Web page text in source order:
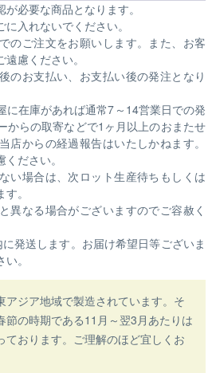
必要な商品となります。
入れないでください。
のご注文をお願いします。また、お客
慮ください。
のお支払い、お支払い後の発注となり
に在庫があれば通常7～14営業日での発
からの取寄などで1ヶ月以上のおまたせ
当店からの経過報告はいたしかねます。
ださい。
い場合は、次ロット生産待ちもしくは
。
異なる場合がございますのでご容赦く
発送します。お届け希望日等ございま
。
アジア地域で製造されています。そ
節の時期である11月～翌3月あたりは
ております。ご理解のほど宜しくお